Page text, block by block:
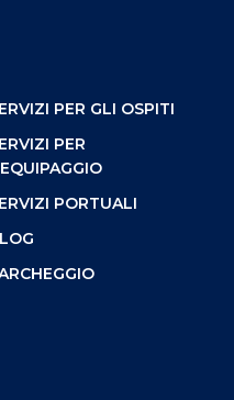
PER GLI OSPITI
PER
PORTUALI